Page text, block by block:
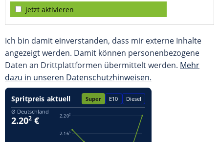
jetzt aktivieren
Ich bin damit einverstanden, dass mir externe Inhalte
angezeigt werden. Damit können personenbezogene
Daten an Drittplattformen übermittelt werden. Mehr
dazu in unseren Datenschutzhinweisen.